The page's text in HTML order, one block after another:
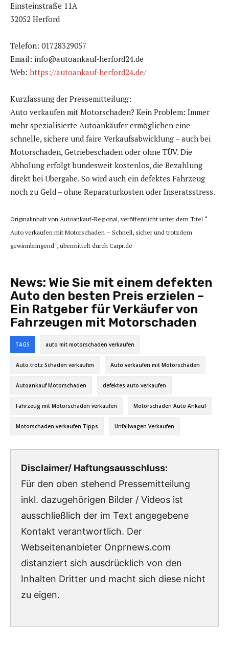
Einsteinstraße 11A
32052 Herford
Telefon: 01728329057
Email: info@autoankauf-herford24.de
Web: https://autoankauf-herford24.de/
Kurzfassung der Pressemitteilung:
Auto verkaufen mit Motorschaden? Kein Problem: Immer
mehr spezialisierte Autoankäufer ermöglichen eine
schnelle, sichere und faire Verkaufsabwicklung – auch bei
Motorschaden, Getriebeschaden oder ohne TÜV. Die
Abholung erfolgt bundesweit kostenlos, die Bezahlung
direkt bei Übergabe. So wird auch ein defektes Fahrzeug
noch zu Geld – ohne Reparaturkosten oder Inseratsstress.
Originalinhalt von Autoankauf-Regional, veröffentlicht unter dem Titel “
Auto verkaufen mit Motorschaden – Schnell, sicher und trotzdem
gewinnbringend“, übermittelt durch Carpr.de
News: Wie Sie mit einem defekten
Auto den besten Preis erzielen –
Ein Ratgeber für Verkäufer von
Fahrzeugen mit Motorschaden
TAGS auto mit motorschaden verkaufen
Auto trotz Schaden verkaufen Auto verkaufen mit Motorschaden
Autoankauf Motorschaden defektes auto verkaufen
Fahrzeug mit Motorschaden verkaufen Motorschaden Auto Ankauf
Motorschaden verkaufen Tipps Unfallwagen Verkaufen
Disclaimer/ Haftungsausschluss:
Für den oben stehend Pressemitteilung
inkl. dazugehörigen Bilder / Videos ist
ausschließlich der im Text angegebene
Kontakt verantwortlich. Der
Webseitenanbieter Onprnews.com
distanziert sich ausdrücklich von den
Inhalten Dritter und macht sich diese nicht
zu eigen.